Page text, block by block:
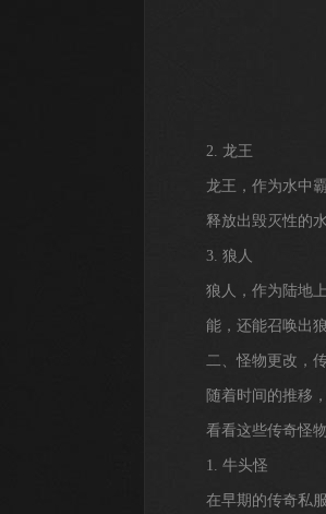
2. 龙王
龙王，作为水中
释放出毁灭性的
3. 狼人
狼人，作为陆地
能，还能召唤出
二、怪物更改，
随着时间的推移
看看这些传奇怪
1. 牛头怪
在早期的传奇私